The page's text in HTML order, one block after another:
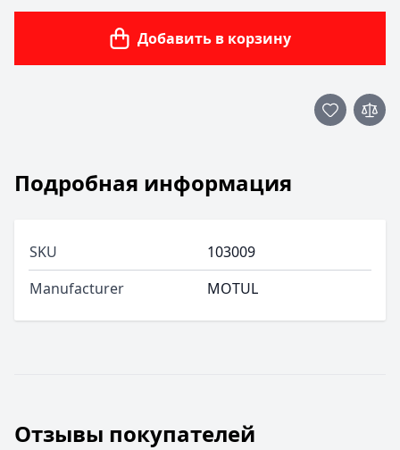
Добавить в корзину
Подробная информация
SKU
103009
Manufacturer
MOTUL
Отзывы покупателей